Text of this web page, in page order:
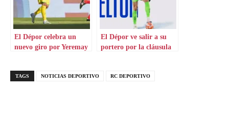
El Dépor celebra un
nuevo giro por Yeremay
El Dépor ve salir a su
portero por la cláusula
TAGS NOTICIAS DEPORTIVO RC DEPORTIVO